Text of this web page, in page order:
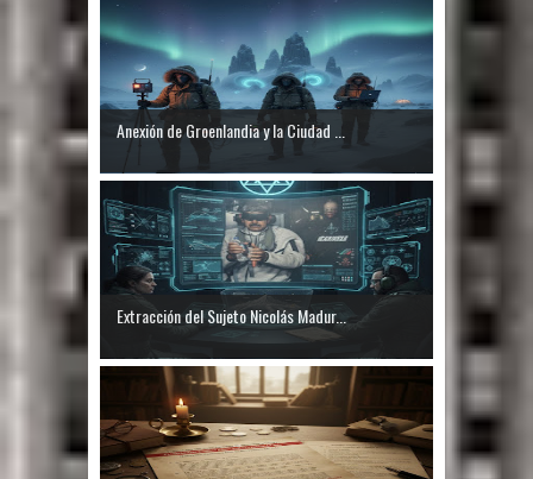
Anexión de Groenlandia y la Ciudad ...
Extracción del Sujeto Nicolás Madur...